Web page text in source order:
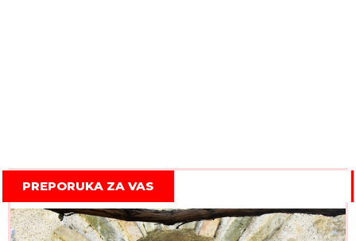
PREPORUKA ZA VAS